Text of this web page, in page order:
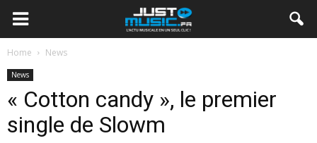
Home News
News
« Cotton candy », le premier
single de Slowm